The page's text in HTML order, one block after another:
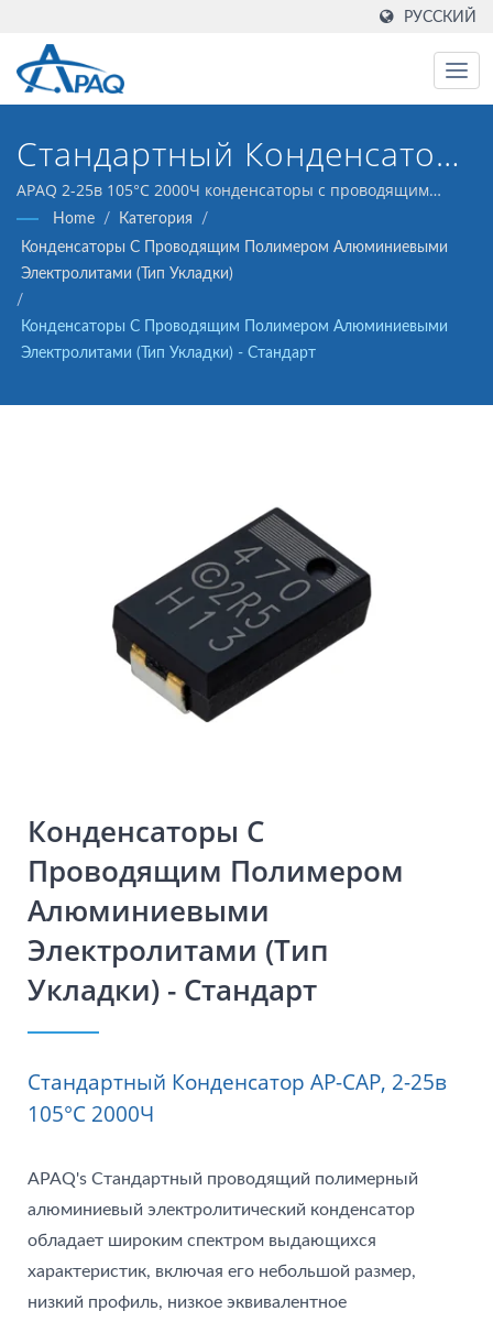
РУССКИЙ
Стандартный Конденсатор
AP-CAP, 2-25в 105°C 2000Ч
APAQ 2-25в 105°C 2000Ч конденсаторы с проводящим
полимером алюминиевыми электролитами (AP-CAP)
Home / Категория
/
Конденсаторы С Проводящим Полимером Алюминиевыми
Электролитами (тип Укладки)
/
Конденсаторы С Проводящим Полимером Алюминиевыми
Электролитами (тип Укладки) - Стандарт
Конденсаторы С
Проводящим Полимером
Алюминиевыми
Электролитами (тип
Укладки) - Стандарт
Стандартный Конденсатор AP-CAP, 2-25в
105°C 2000Ч
APAQ's Стандартный проводящий полимерный
алюминиевый электролитический конденсатор
обладает широким спектром выдающихся
характеристик, включая его небольшой размер,
низкий профиль, низкое эквивалентное